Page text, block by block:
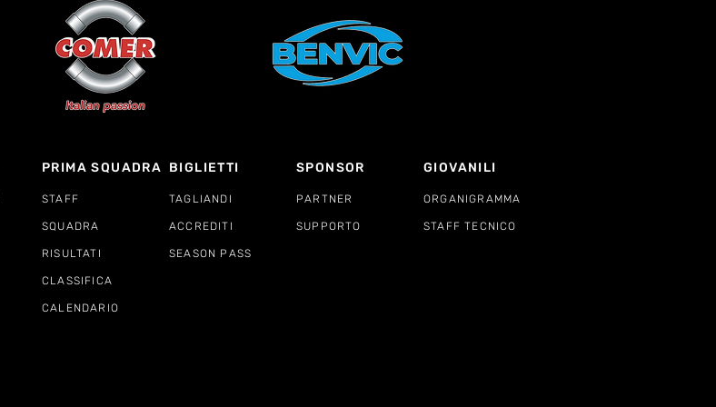
PRIMA SQUADRA BIGLIETTI SPONSOR
STAFF TAGLIANDI PARTNER
SQUADRA ACCREDITI SUPPORTO
RISULTATI SEASON PASS
CLASSIFICA
CALENDARIO
GIOVANILI
ORGANIGRAMMA
STAFF TECNICO